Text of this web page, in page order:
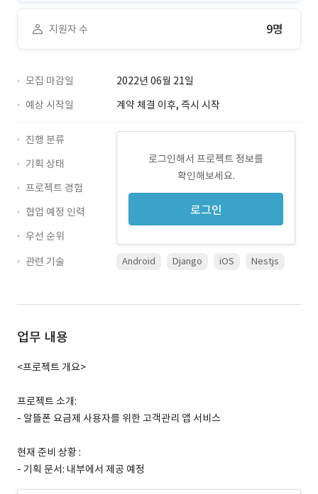
지원자 수 9명
모집 마감일
2022년 06월 21일
예상 시작일
계약 체결 이후, 즉시 시작
로그인해서 프로젝트 정보를
확인해보세요.
로그인
진행 분류
기획 상태
프로젝트 경험
협업 예정 인력
우선 순위
관련 기술
Android Django iOS Nestjs
업무 내용
<프로젝트 개요>
프로젝트 소개:
- 알뜰폰 요금제 사용자를 위한 고객관리 앱 서비스
현재 준비 상황 :
- 기획 문서: 내부에서 제공 예정